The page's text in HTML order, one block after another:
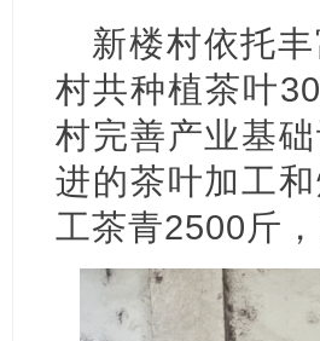
新楼村依托
村共种植茶叶
村完善产业基
进的茶叶加工
工茶青2500斤